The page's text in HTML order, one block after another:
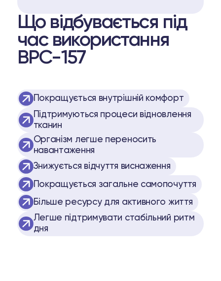
Що відбувається під
час використання
BPC-157
Покращується внутрішній комфорт
Підтримуються процеси відновлення
тканин
Організм легше переносить
навантаження
Знижується відчуття виснаження
Покращується загальне самопочуття
Більше ресурсу для активного життя
Легше підтримувати стабільний ритм
дня